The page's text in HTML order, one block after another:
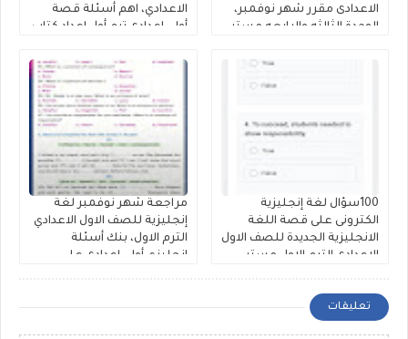
الاعدادى مقرر شهر نوفمبر،
الوحدة الثالثه والرابعه مستر
الاعدادي، اهم أسئلة قصة
أولى إعدادى ترم أول إعداد كتاب
100سؤال لغة إنجليزية
الكترونى على قصة اللغة
الانجليزية الجديدة للصف الاول
الاعدادى الترم الاول مستر
مراجعة شهر نوفمبر لغة
إنجليزية للصف الاول الاعدادي
الترم الاول، بنك أسئلة
إنجليزي أولى إعدادى على
تعليقات